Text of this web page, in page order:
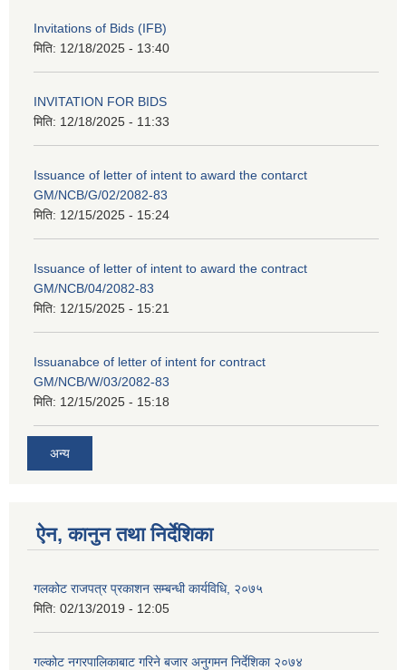
Invitations of Bids (IFB)
मिति: 12/18/2025 - 13:40
INVITATION FOR BIDS
मिति: 12/18/2025 - 11:33
Issuance of letter of intent to award the contarct
GM/NCB/G/02/2082-83
मिति: 12/15/2025 - 15:24
Issuance of letter of intent to award the contract
GM/NCB/04/2082-83
मिति: 12/15/2025 - 15:21
Issuanabce of letter of intent for contract
GM/NCB/W/03/2082-83
मिति: 12/15/2025 - 15:18
अन्य
ऐन, कानुन तथा निर्देशिका
गलकोट राजपत्र प्रकाशन सम्बन्धी कार्यविधि, २०७५
मिति: 02/13/2019 - 12:05
गल्कोट नगरपालिकाबाट गरिने बजार अनुगमन निर्देशिका २०७४